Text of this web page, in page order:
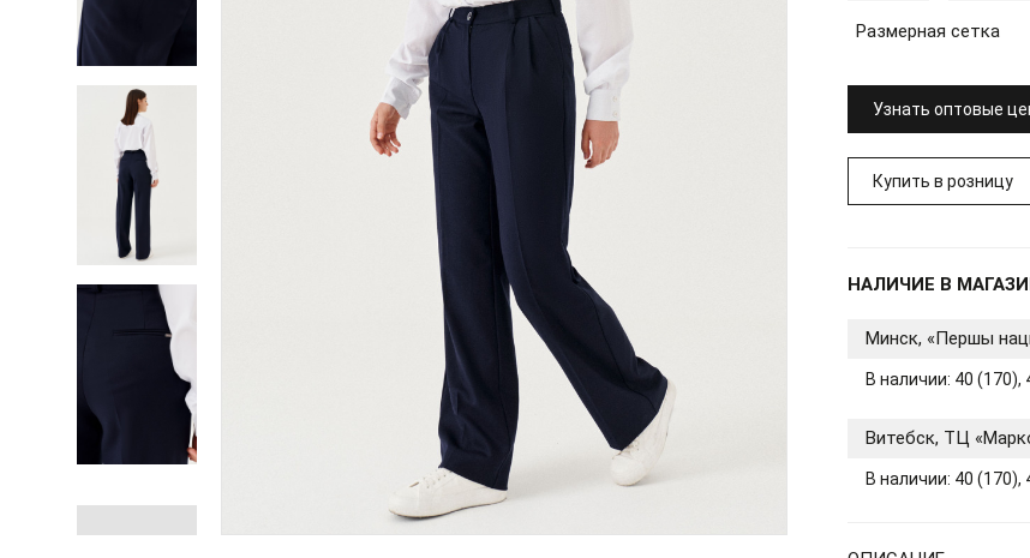
Размерная сетка
Узнать оптовые
Купить в розницу
НАЛИЧИЕ В
Минск, «Першы
В наличии: 40 (170),
Витебск, ТЦ
В наличии: 40 (170),